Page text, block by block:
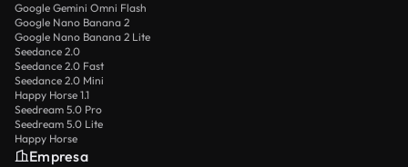
Google Gemini Omni Flash
Google Nano Banana 2
Google Nano Banana 2 Lite
Seedance 2.0
Seedance 2.0 Fast
Seedance 2.0 Mini
Happy Horse 1.1
Seedream 5.0 Pro
Seedream 5.0 Lite
Happy Horse
Empresa